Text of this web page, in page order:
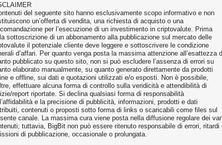
del seguente sito hanno esclusivamente scopo informativo e non
un’offerta di vendita, una richiesta di acquisto o una
per l’esecuzione di un investimento in criptovalute. Prima
sottoscrizione di un abbonamento alla pubblicazione sul mercato delle
il potenziale cliente deve leggere e sottoscrivere le condizione
d’affari. Per quanto venga posta la massima attenzione all’esattezza
pubblicato su questo sito, non si può escludere l’assenza di errori su
elaborato manualmente, su quanto generato direttamente da prodotti
e offline, sui dati e quotazioni utilizzati e/o esposti. Non è possibile,
effettuare alcuna forma di controllo sulla veridicità e attendibilità di
report riportate. Si declina qualsiasi forma di responsabilità
e la precisione di pubblicità, informazioni, prodotti e dati
contenuti o proposti sotto forma di links o scaricabili come files sul
canale. La massima cura viene posta nella diffusione regolare dei
tuttavia, BigBit non può essere ritenuto responsabile di errori, ritardi
di pubblicazione, occasionale o prolungata.